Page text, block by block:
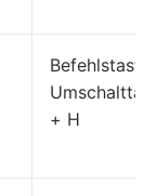
Befehlstaste
+ H